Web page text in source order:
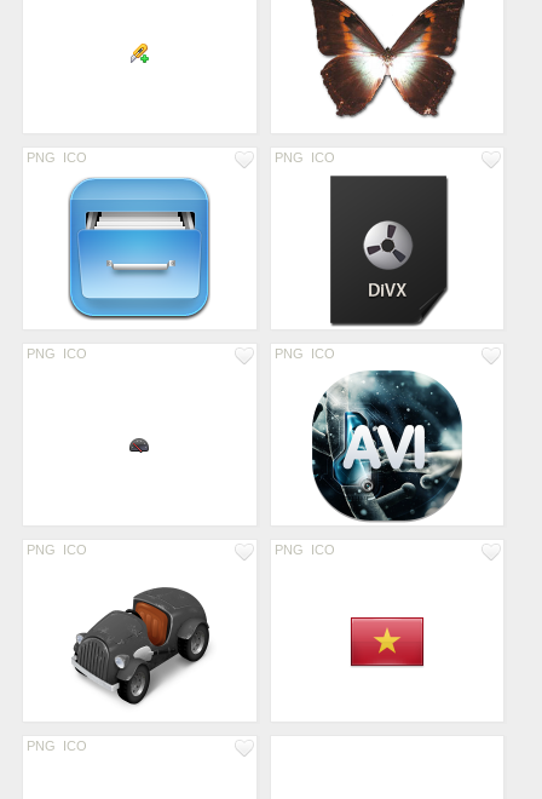
PNG ICO PNG ICO
PNG ICO PNG ICO
PNG ICO PNG ICO
PNG ICO